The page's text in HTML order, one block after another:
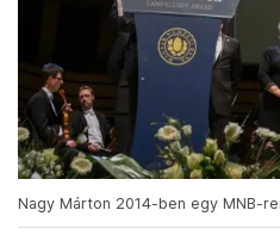
Nagy Márton 2014-ben egy MNB-